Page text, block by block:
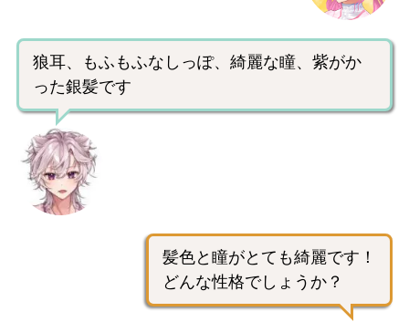
狼耳、もふもふなしっぽ、綺麗な瞳、紫がか
った銀髪です
髪色と瞳がとても綺麗です！
どんな性格でしょうか？